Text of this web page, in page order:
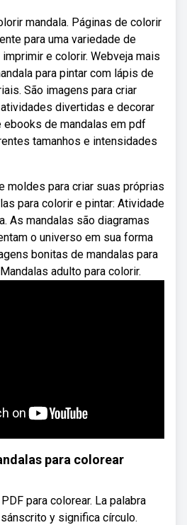
mandala. Páginas de colorir
para uma variedade de
e colorir. Webveja mais
para pintar com lápis de
São imagens para criar
divertidas e decorar
ebooks de mandalas em pdf
tamanhos e intensidades
moldes para criar suas próprias
para colorir e pintar: Atividade
As mandalas são diagramas
o universo em sua forma
bonitas de mandalas para
adulto para colorir.
para colorear
para colorear. La palabra
y significa círculo.